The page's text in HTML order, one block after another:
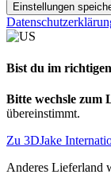
Einstellungen
Bist du im
Bitte wechsle zum
übereinstimmt.
Zu 3DJake
Anderes Lieferland